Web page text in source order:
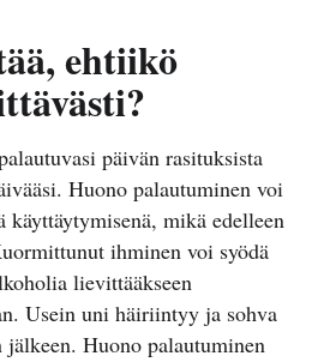
ehtiikö
päivän rasituksista
Huono palautuminen voi
käyttäytymisenä, mikä edelleen
ihminen voi syödä
lievittääkseen
Usein uni häiriintyy ja sohva
Huono palautuminen